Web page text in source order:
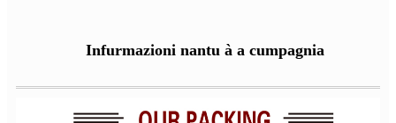
Infurmazioni nantu à a cumpagnia